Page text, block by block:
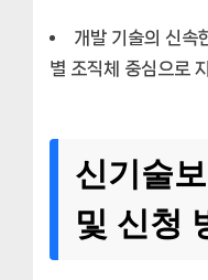
개발 기술의 신속
별 조직체 중심으로
신기술
및 신청